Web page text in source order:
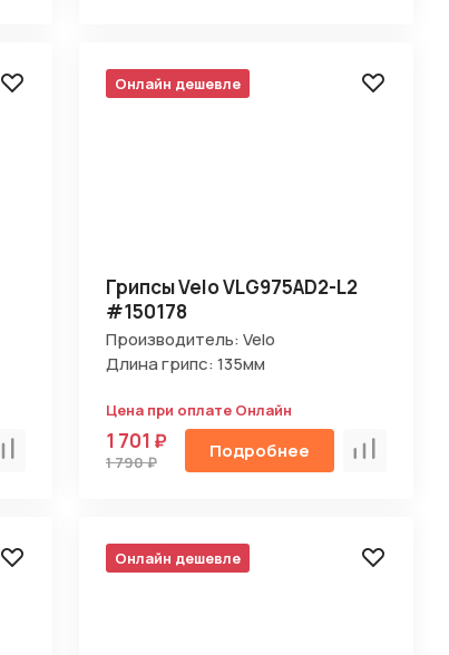
Сравнить
Онлайн дешевле
Грипсы Velo VLG975AD2-L2
#150178
Производитель: Velo
Длина грипс: 135мм
Цена при оплате Онлайн
1 701 ₽
1 790 ₽ Подробнее Сравнить
Онлайн дешевле